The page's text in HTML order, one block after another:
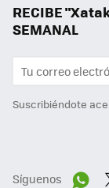
RECIBE
SEMANAL
Suscribiéndote
Síguenos